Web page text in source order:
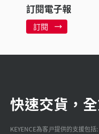
訂閱電子報
訂閱
快速交貨，
KEYENCE為客戸提供的支援包